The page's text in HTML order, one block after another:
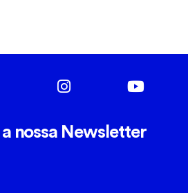
nossa Newsletter